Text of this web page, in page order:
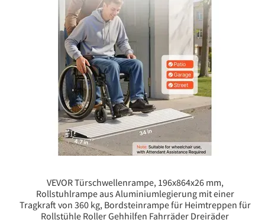
VEVOR Türschwellenrampe, 196x864x26 mm,
Rollstuhlrampe aus Aluminiumlegierung mit einer
Tragkraft von 360 kg, Bordsteinrampe für Heimtreppen für
Rollstühle Roller Gehhilfen Fahrräder Dreiräder